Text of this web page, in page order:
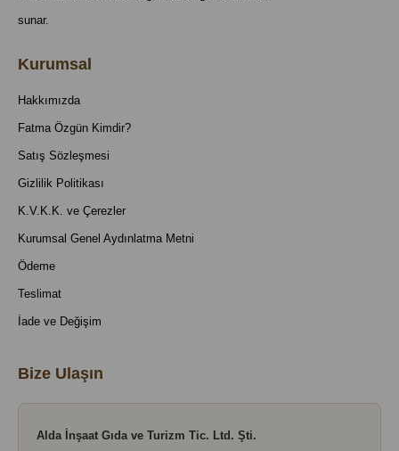
sunar.
Kurumsal
Hakkımızda
Fatma Özgün Kimdir?
Satış Sözleşmesi
Gizlilik Politikası
K.V.K.K. ve Çerezler
Kurumsal Genel Aydınlatma Metni
Ödeme
Teslimat
İade ve Değişim
Bize Ulaşın
Alda İnşaat Gıda ve Turizm Tic. Ltd. Şti.